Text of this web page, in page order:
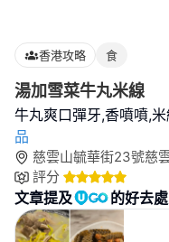
香港攻略 食
湯加雪菜牛丸米線
牛丸爽口彈牙,香噴噴,
品
慈雲山毓華街23號慈
評分
文章提及 的好去處